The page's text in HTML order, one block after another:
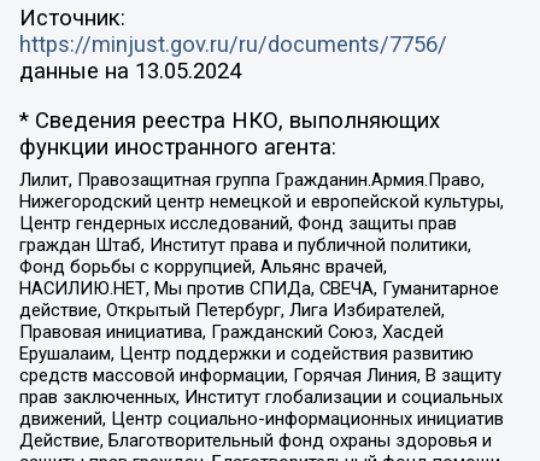
Источник:
https://minjust.gov.ru/ru/documents/7756/
данные на 13.05.2024
* Сведения реестра НКО, выполняющих
функции иностранного агента:
Лилит, Правозащитная группа Гражданин.Армия.Право,
Нижегородский центр немецкой и европейской культуры,
Центр гендерных исследований, Фонд защиты прав
граждан Штаб, Институт права и публичной политики,
Фонд борьбы с коррупцией, Альянс врачей,
НАСИЛИЮ.НЕТ, Мы против СПИДа, СВЕЧА, Гуманитарное
действие, Открытый Петербург, Лига Избирателей,
Правовая инициатива, Гражданский Союз, Хасдей
Ерушалаим, Центр поддержки и содействия развитию
средств массовой информации, Горячая Линия, В защиту
прав заключенных, Институт глобализации и социальных
движений, Центр социально-информационных инициатив
Действие, Благотворительный фонд охраны здоровья и